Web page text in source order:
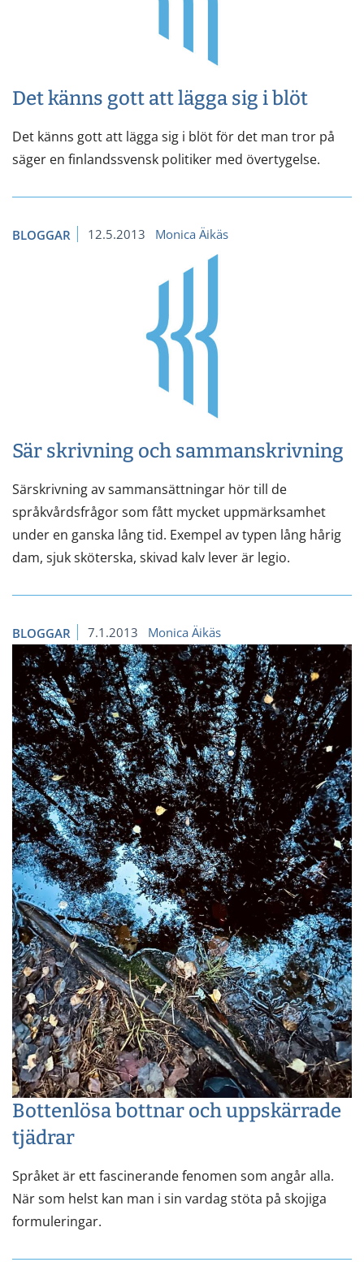
Det känns gott att lägga sig i blöt
Det känns gott att lägga sig i blöt för det man tror på
säger en finlandssvensk politiker med övertygelse.
BLOGGAR 12.5.2013 Monica Äikäs
Sär skrivning och sammanskrivning
Särskrivning av sammansättningar hör till de
språkvårdsfrågor som fått mycket uppmärksamhet
under en ganska lång tid. Exempel av typen lång hårig
dam, sjuk sköterska, skivad kalv lever är legio.
BLOGGAR 7.1.2013 Monica Äikäs
Bottenlösa bottnar och uppskärrade
tjädrar
Språket är ett fascinerande fenomen som angår alla.
När som helst kan man i sin vardag stöta på skojiga
formuleringar.